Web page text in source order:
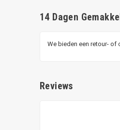
14 Dagen
We bieden een retour- of
Reviews